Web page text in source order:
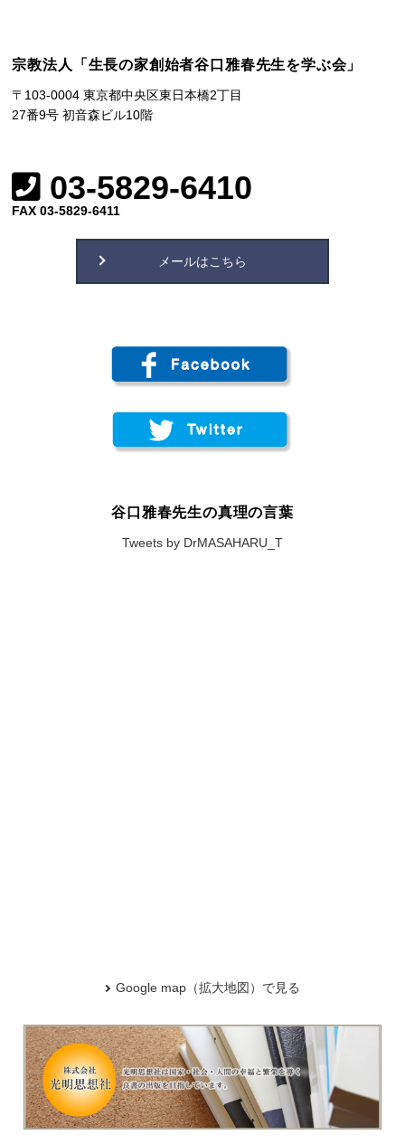
宗教法人「生長の家創始者谷口雅春先生を学ぶ会」
〒103-0004 東京都中央区東日本橋2丁目
27番9号 初音森ビル10階
03-5829-6410
FAX 03-5829-6411
メールはこちら
谷口雅春先生の真理の言葉
Tweets by DrMASAHARU_T
Google map（拡大地図）で見る